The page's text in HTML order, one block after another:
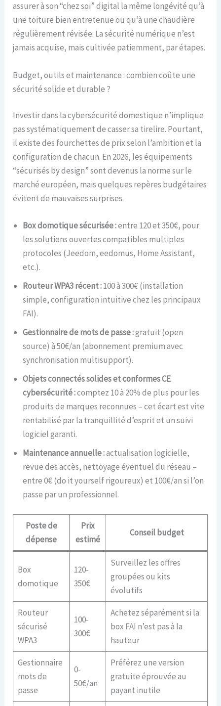
assurer à son “chez soi” digital la même longévité qu’à
une toiture bien entretenue ou qu’à une chaudière
régulièrement révisée. La sécurité numérique n’est
jamais acquise, mais cultivée patiemment, par étapes.
Budget, outils et maintenance : combien coûte une
sécurité solide et durable ?
Investir dans la cybersécurité domestique n’implique
pas systématiquement de casser sa tirelire. Pourtant,
il existe des fourchettes de prix selon l’ambition et la
configuration de chacun. En 2026, les équipements
“sécurisés by design” sont devenus la norme sur le
marché européen, mais quelques repères budgétaires
évitent de mauvaises surprises.
Box domotique sécurisée :entre 120 et 350€, pour
les solutions ouvertes compatibles multiples
protocoles (Jeedom, eedomus, Home Assistant,
etc.).
Routeur WPA3 récent :100 à 300€ (installation
simple, configuration intuitive chez les principaux
FAI).
Gestionnaire de mots de passe :gratuit (open
source) à 50€/an (abonnement premium avec
synchronisation multisupport).
Objets connectés solides et conformes CE
cybersécurité :comptez 10 à 20% de plus pour les
produits de marques reconnues – cet écart est vite
rentabilisé par la tranquillité d’esprit et un suivi
logiciel garanti.
Maintenance annuelle :actualisation logicielle,
revue des accès, nettoyage éventuel du réseau –
entre 0€ (do it yourself rigoureux) et 100€/an si l’on
passe par un professionnel.
Poste de
dépense
Prix
estimé
Conseil budget
Box
domotique
120-
350€
Surveillez les offres
groupées ou kits
évolutifs
Routeur
sécurisé
WPA3
100-
300€
Achetez séparément si la
box FAI n’est pas à la
hauteur
Gestionnaire
mots de
passe
0-
50€/an
Préférez une version
gratuite éprouvée au
payant inutile